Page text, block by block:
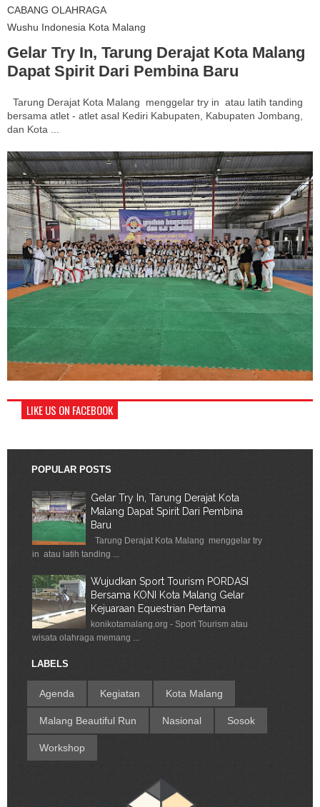
CABANG OLAHRAGA
Wushu Indonesia Kota Malang
Gelar Try In, Tarung Derajat Kota Malang
Dapat Spirit Dari Pembina Baru
Tarung Derajat Kota Malang menggelar try in atau latih tanding
bersama atlet - atlet asal Kediri Kabupaten, Kabupaten Jombang,
dan Kota ...
LIKE US ON FACEBOOK
POPULAR POSTS
Gelar Try In, Tarung Derajat Kota
Malang Dapat Spirit Dari Pembina
Baru
Tarung Derajat Kota Malang menggelar try
in atau latih tanding ...
Wujudkan Sport Tourism PORDASI
Bersama KONI Kota Malang Gelar
Kejuaraan Equestrian Pertama
konikotamalang.org - Sport Tourism atau
wisata olahraga memang ...
LABELS
Agenda Kegiatan Kota Malang
Malang Beautiful Run Nasional Sosok
Workshop